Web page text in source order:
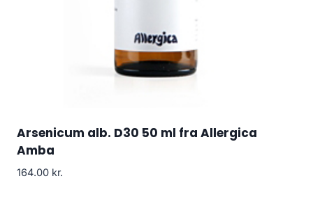
Arsenicum alb. D30 50 ml fra Allergica
Amba
164.00 kr.